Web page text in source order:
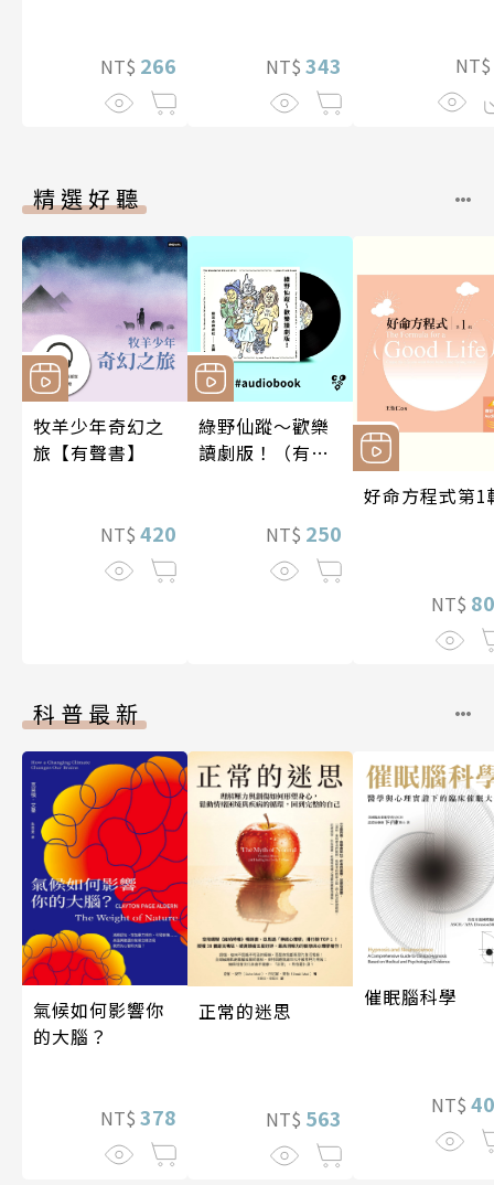
NT$ 266
NT$ 343 NT$
精選好聽
牧羊少年奇幻之
旅【有聲書】
NT$ 420
綠野仙蹤～歡樂
讀劇版！（有聲
NT$ 250
好命方程式第1
NT$
科普最新
氣候如何影響你
的大腦？
NT$ 378
正常的迷思
NT$ 563
催眠腦科學
NT$